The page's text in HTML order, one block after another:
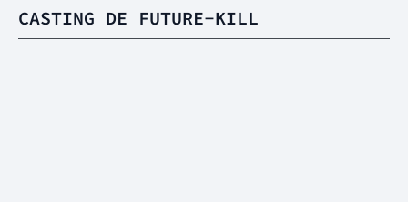
CASTING DE FUTURE-KILL